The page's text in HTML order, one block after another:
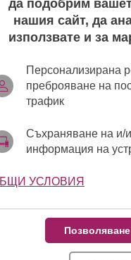
да подобрим
нашия сайт, да
използвате и за
Персонализирана
преброяване на
трафик
Съхраняване на и/
информация на
УСЛОВИЯ